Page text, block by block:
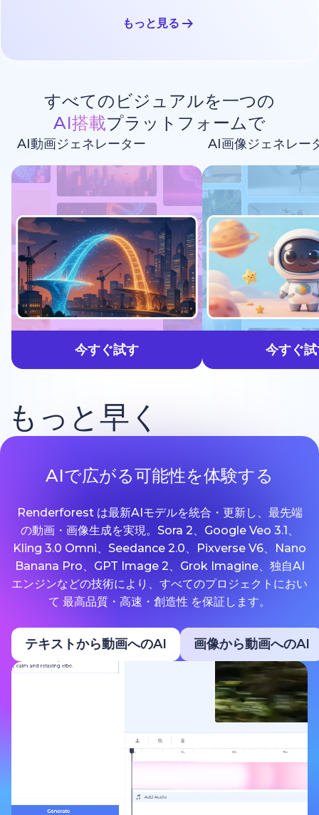
もっと見る
すべてのビジュアルを一つの
AI搭載プラットフォームで
AI動画ジェネレーター
今すぐ試す
AI画像ジェネレー
今すぐ
もっと早く
生成しよう
AIで広がる可能性を体験する
Renderforest は最新AIモデルを統合・更新し、最先端
の動画・画像生成を実現。Sora 2、Google Veo 3.1、
Kling 3.0 Omni、Seedance 2.0、Pixverse V6、Nano
Banana Pro、GPT Image 2、Grok Imagine、独自AI
エンジンなどの技術により、すべてのプロジェクトにおい
て 最高品質・高速・創造性 を保証します。
テキストから動画へのAI 画像から動画へのAI